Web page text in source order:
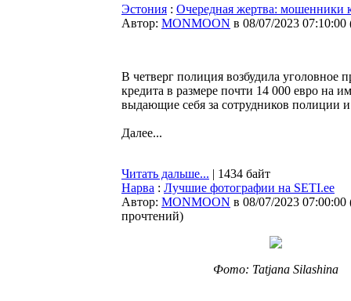
Эстония : Очередная жертва: мошенники
Автор: MONMOON в 08/07/2023 07:10:00
В четверг полиция возбудила уголовное
кредита в размере почти 14 000 евро
выдающие себя за сотрудников полиции
Далее...
Читать дальше... | 1434 байт
Нарва : Лучшие фотографии на SETI.ee
Автор: MONMOON в 08/07/2023 07:00:00
прочтений)
Фото: Tatjana Silashina